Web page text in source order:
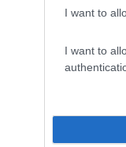
I want to
I want to
Εισαγγελία
Περιφερειακή